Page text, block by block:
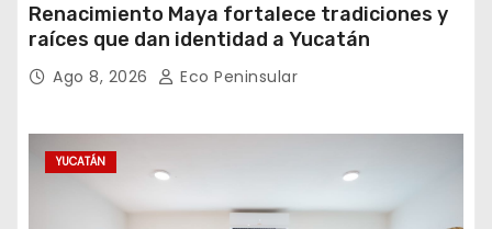
Renacimiento Maya fortalece tradiciones y
raíces que dan identidad a Yucatán
Ago 8, 2026 Eco Peninsular
YUCATÁN